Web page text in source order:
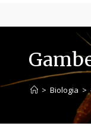
> Biologia >